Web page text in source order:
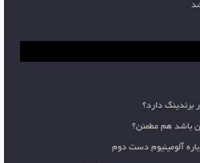
برندینگ دارد؟
باشد هم مطمئن؟
آلومینیوم دست دوم